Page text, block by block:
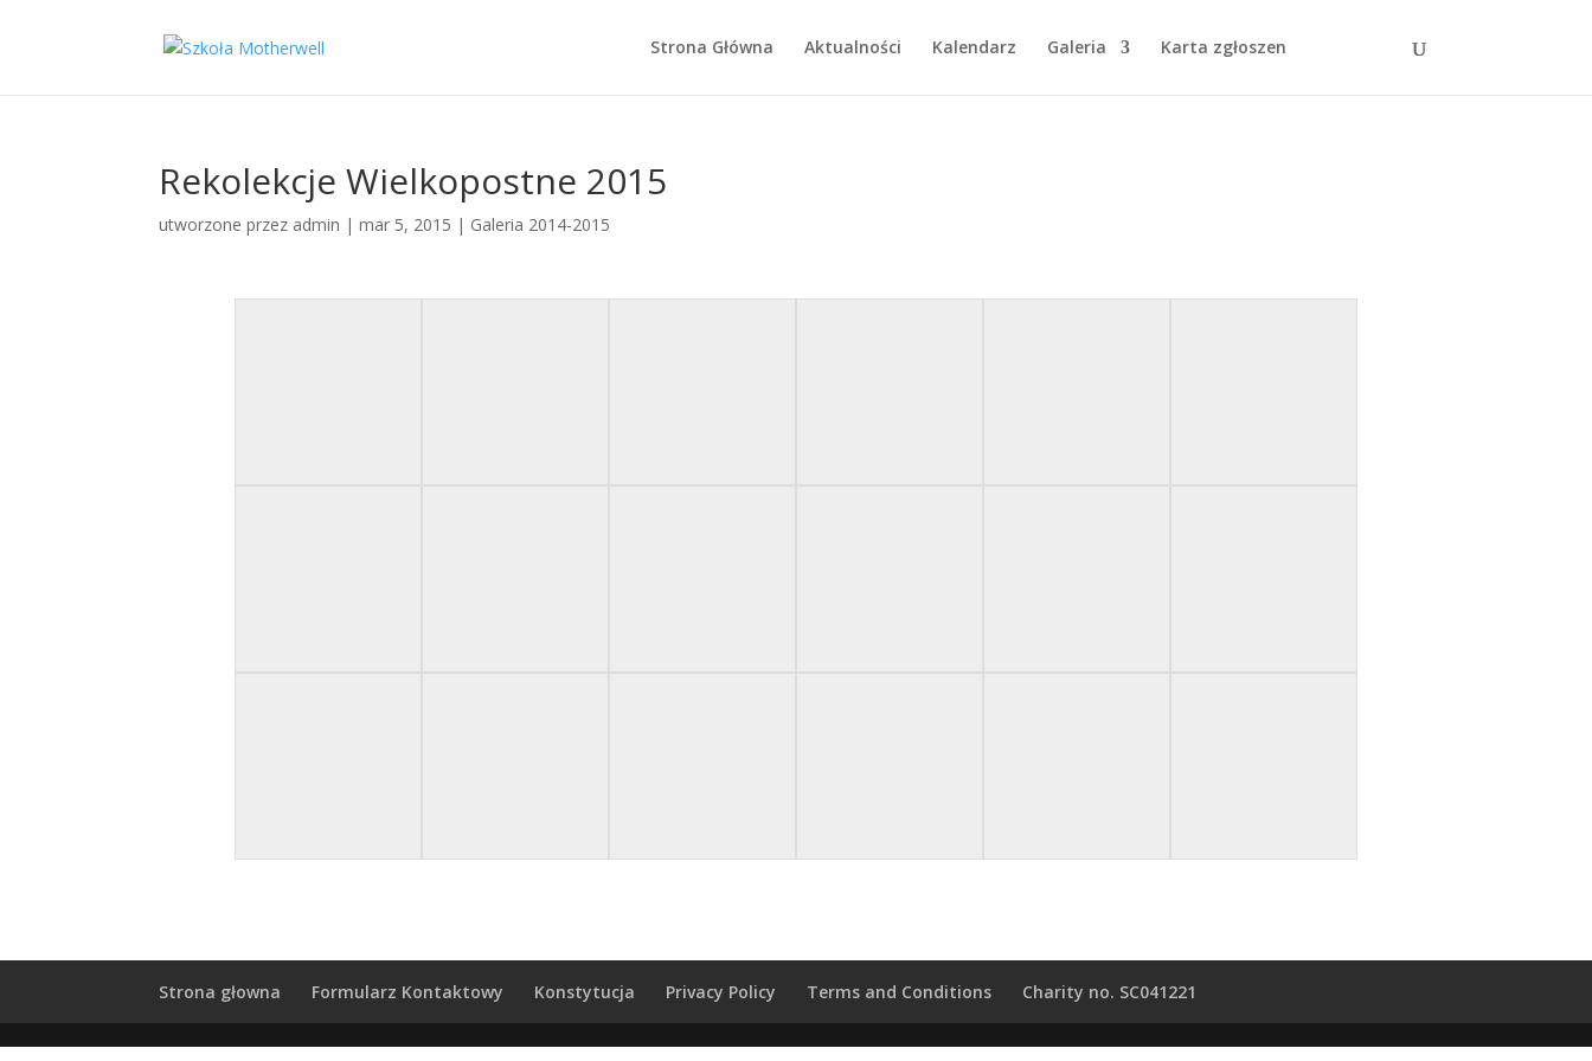
Strona Główna Aktualności Kalendarz Galeria Karta zgłoszen
Rekolekcje Wielkopostne 2015
utworzone przez admin |mar 5, 2015 | Galeria 2014-2015
Strona głowna Formularz Kontaktowy Konstytucja Privacy Policy Terms and Conditions Charity no. SC041221